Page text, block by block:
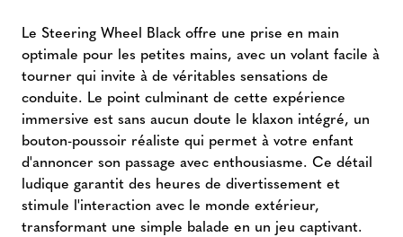
Le Steering Wheel Black offre une prise en main
optimale pour les petites mains, avec un volant facile à
tourner qui invite à de véritables sensations de
conduite. Le point culminant de cette expérience
immersive est sans aucun doute le klaxon intégré, un
bouton-poussoir réaliste qui permet à votre enfant
d'annoncer son passage avec enthousiasme. Ce détail
ludique garantit des heures de divertissement et
stimule l'interaction avec le monde extérieur,
transformant une simple balade en un jeu captivant.